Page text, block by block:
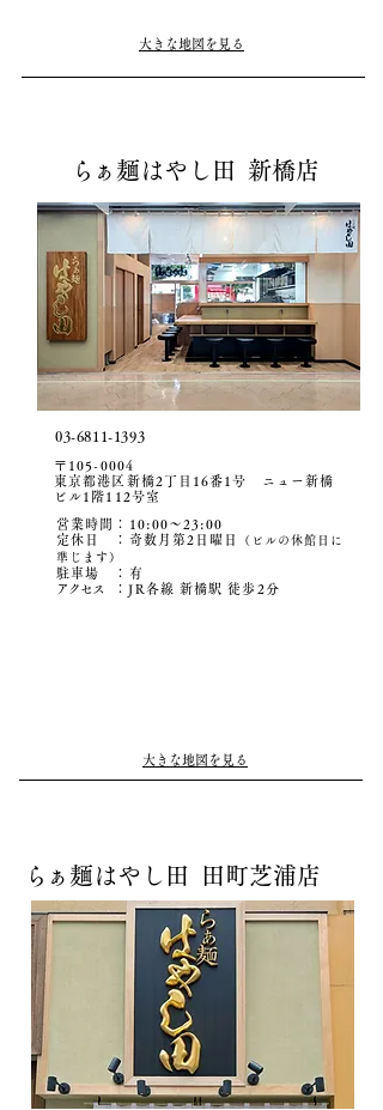
大きな地図を見る
ら ぁ麺はやし田 新橋店
03-6811-1393
〒105-0004
東京都港区新橋2丁目16番1号 ニュー新橋
ビル1階112号室
営業時間：10:00〜23:00
定休日 ：奇数月第2日曜日
（ビルの休館日に
準じます）
駐車場
​ ：有
アクセ ス ：JR各線 新橋駅 徒歩2分
大きな地図を見る
ら ぁ麺はやし田 田町芝浦店